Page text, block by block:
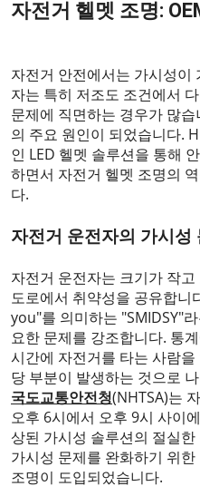
자전거 헬멧 조명:
자전거 안전에서는 가시성이
자는 특히 저조도 조건에서
문제에 직면하는 경우가 많
의 주요 원인이 되었습니다.
인 LED 헬멧 솔루션을 통해
하면서 자전거 헬멧 조명의
다.
자전거 운전자의 가시성
자전거 운전자는 크기가 작
도로에서 취약성을 공유합
you"를 의미하는 "SMIDSY"
요한 문제를 강조합니다. 통
시간에 자전거를 타는 사람
당 부분이 발생하는 것으로
국도교통안전청(NHTSA)는
오후 6시에서 오후 9시 사이
상된 가시성 솔루션의 절실
가시성 문제를 완화하기 위
조명이 도입되었습니다.